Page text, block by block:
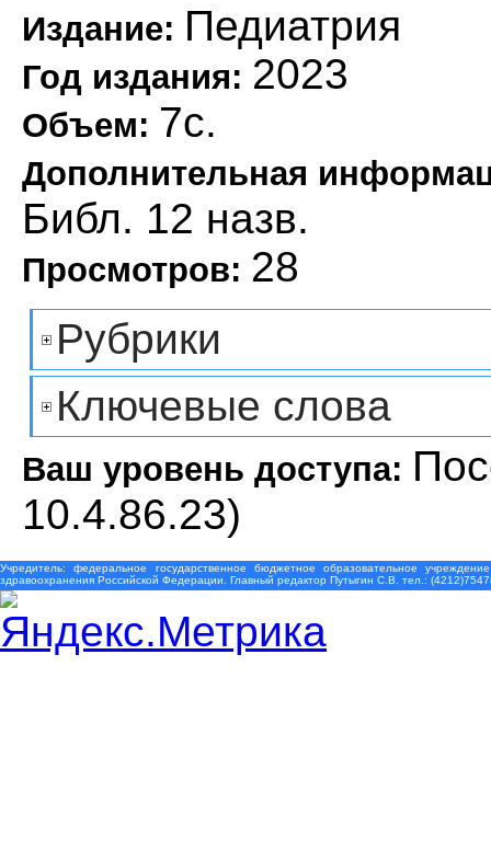
Издание: Педиатрия
Год издания: 2023
Объем: 7с.
Дополнительная
Библ. 12 назв.
Просмотров: 28
Рубрики
Ключевые слова
Ваш уровень доступа:
10.4.86.23)
Учредитель: федеральное государственное бюджетное образовательное
здравоохранения Российской Федерации. Главный редактор Путыгин С.В. тел.: